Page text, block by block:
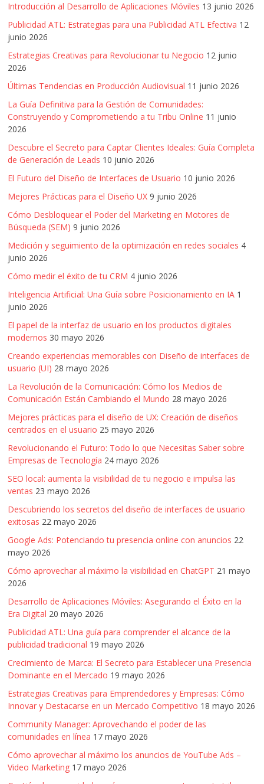
Introducción al Desarrollo de Aplicaciones Móviles 13 junio 2026
Publicidad ATL: Estrategias para una Publicidad ATL Efectiva 12
junio 2026
Estrategias Creativas para Revolucionar tu Negocio 12 junio
2026
Últimas Tendencias en Producción Audiovisual 11 junio 2026
La Guía Definitiva para la Gestión de Comunidades:
Construyendo y Comprometiendo a tu Tribu Online 11 junio
2026
Descubre el Secreto para Captar Clientes Ideales: Guía Completa
de Generación de Leads 10 junio 2026
El Futuro del Diseño de Interfaces de Usuario 10 junio 2026
Mejores Prácticas para el Diseño UX 9 junio 2026
Cómo Desbloquear el Poder del Marketing en Motores de
Búsqueda (SEM) 9 junio 2026
Medición y seguimiento de la optimización en redes sociales 4
junio 2026
Cómo medir el éxito de tu CRM 4 junio 2026
Inteligencia Artificial: Una Guía sobre Posicionamiento en IA 1
junio 2026
El papel de la interfaz de usuario en los productos digitales
modernos 30 mayo 2026
Creando experiencias memorables con Diseño de interfaces de
usuario (UI) 28 mayo 2026
La Revolución de la Comunicación: Cómo los Medios de
Comunicación Están Cambiando el Mundo 28 mayo 2026
Mejores prácticas para el diseño de UX: Creación de diseños
centrados en el usuario 25 mayo 2026
Revolucionando el Futuro: Todo lo que Necesitas Saber sobre
Empresas de Tecnología 24 mayo 2026
SEO local: aumenta la visibilidad de tu negocio e impulsa las
ventas 23 mayo 2026
Descubriendo los secretos del diseño de interfaces de usuario
exitosas 22 mayo 2026
Google Ads: Potenciando tu presencia online con anuncios 22
mayo 2026
Cómo aprovechar al máximo la visibilidad en ChatGPT 21 mayo
2026
Desarrollo de Aplicaciones Móviles: Asegurando el Éxito en la
Era Digital 20 mayo 2026
Publicidad ATL: Una guía para comprender el alcance de la
publicidad tradicional 19 mayo 2026
Crecimiento de Marca: El Secreto para Establecer una Presencia
Dominante en el Mercado 19 mayo 2026
Estrategias Creativas para Emprendedores y Empresas: Cómo
Innovar y Destacarse en un Mercado Competitivo 18 mayo 2026
Community Manager: Aprovechando el poder de las
comunidades en línea 17 mayo 2026
Cómo aprovechar al máximo los anuncios de YouTube Ads –
Video Marketing 17 mayo 2026